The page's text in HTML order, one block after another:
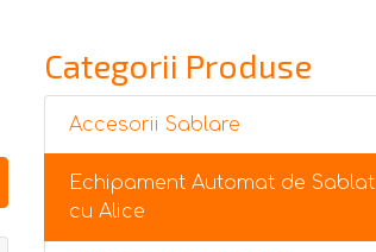
Categorii Produse
Accesorii Sablare
Echipament Automat de Sablat
cu Alice